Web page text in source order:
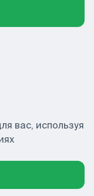
вас, используя